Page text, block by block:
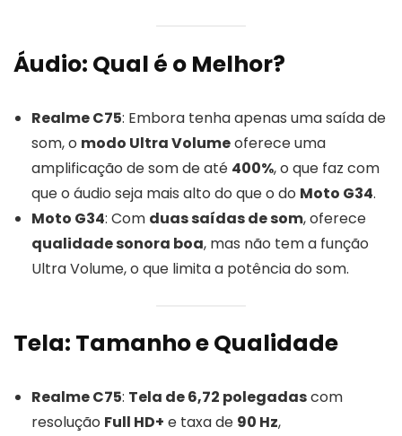
Áudio: Qual é o Melhor?
Realme C75: Embora tenha apenas uma saída de
som, o modo Ultra Volumeoferece uma
amplificação de som de até 400%, o que faz com
que o áudio seja mais alto do que o do Moto G34.
Moto G34: Com duas saídas de som, oferece
qualidade sonora boa, mas não tem a função
Ultra Volume, o que limita a potência do som.
Tela: Tamanho e Qualidade
Realme C75: Tela de 6,72 polegadascom
resolução Full HD+ e taxa de 90 Hz,